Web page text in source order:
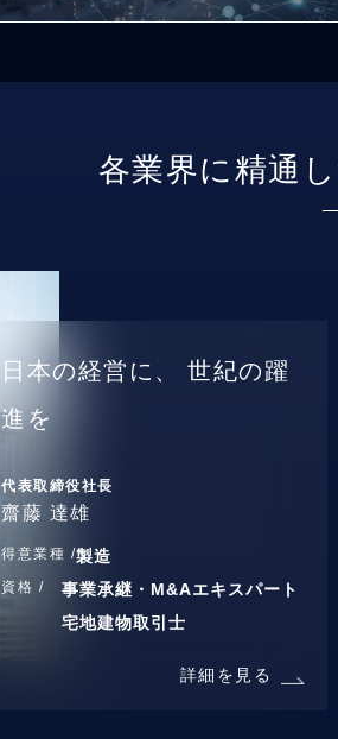
各業界に精通
日本の経営に、
世紀の躍
進を
代表取締役社長
齋藤 達雄
得意業種 /製造
資格 /
事業承継・M&Aエキスパート
宅地建物取引士
詳細を見る